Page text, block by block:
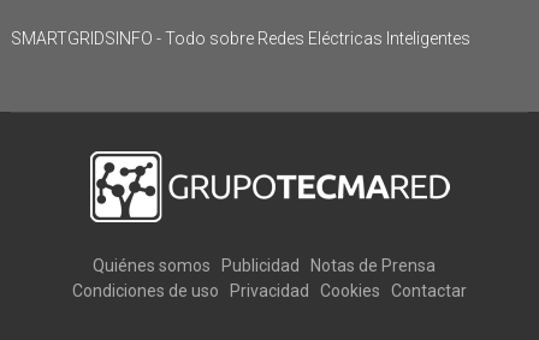
SMARTGRIDSINFO - Todo sobre Redes Eléctricas Inteligentes
Quiénes somos Publicidad
Notas de Prensa
Condiciones de uso
Privacidad Cookies Contactar